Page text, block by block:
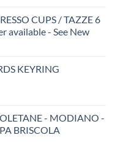
CUPS / TAZZE 6
available - See New
KEYRING
- MODIANO -
BRISCOLA